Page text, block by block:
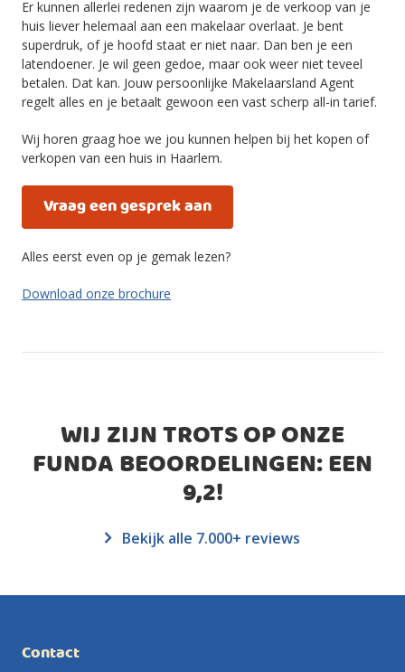
Er kunnen allerlei redenen zijn waarom je de verkoop van je
huis liever helemaal aan een makelaar overlaat. Je bent
superdruk, of je hoofd staat er niet naar. Dan ben je een
latendoener. Je wil geen gedoe, maar ook weer niet teveel
betalen. Dat kan. Jouw persoonlijke Makelaarsland Agent
regelt alles en je betaalt gewoon een vast scherp all-in tarief.
Wij horen graag hoe we jou kunnen helpen bij het kopen of
verkopen van een huis in Haarlem.
Vraag een gesprek aan
Alles eerst even op je gemak lezen?
Download onze brochure
WIJ ZIJN TROTS OP ONZE
FUNDA BEOORDELINGEN: EEN
9,2!
Bekijk alle 7.000+ reviews
Contact